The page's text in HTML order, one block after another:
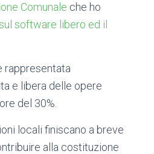
Comunale che ho
software libero ed il
rappresentata
e libera delle opere
del 30%.
locali finiscano a breve
alla costituzione